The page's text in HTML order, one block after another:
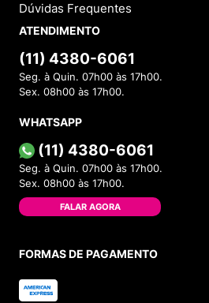
Dúvidas Frequentes
ATENDIMENTO
(11) 4380-6061
Seg. à Quin. 07h00 às 17h00.
Sex. 08h00 às 17h00.
WHATSAPP
(11) 4380-6061
Seg. à Quin. 07h00 às 17h00.
Sex. 08h00 às 17h00.
FALAR AGORA
FORMAS DE PAGAMENTO